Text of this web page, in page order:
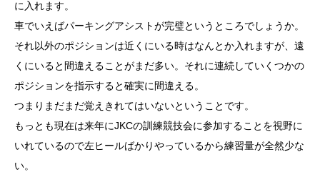
に入れます。
車でいえばパーキングアシストが完璧というところでしょうか。
それ以外のポジションは近くにいる時はなんとか入れますが、遠
くにいると間違えることがまだ多い。それに連続していくつかの
ポジションを指示すると確実に間違える。
つまりまだまだ覚えきれてはいないということです。
もっとも現在は来年にJKCの訓練競技会に参加することを視野に
いれているので左ヒールばかりやっているから練習量が全然少な
い。